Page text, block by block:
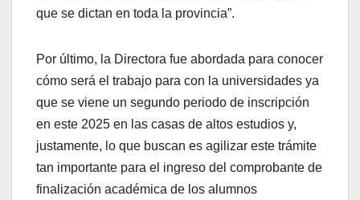
que se dictan en toda la provincia”.
Por último, la Directora fue abordada para conocer
cómo será el trabajo para con la universidades ya
que se viene un segundo periodo de inscripción
en este 2025 en las casas de altos estudios y,
justamente, lo que buscan es agilizar este trámite
tan importante para el ingreso del comprobante de
finalización académica de los alumnos